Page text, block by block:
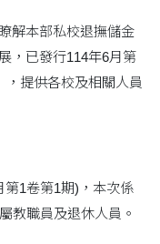
解本部私校退撫儲金
，已發行114年6月第
，提供各校及相關人員
第1卷第1期)，本次係
教職員及退休人員。